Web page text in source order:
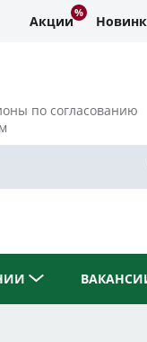
Акции
по согласованию